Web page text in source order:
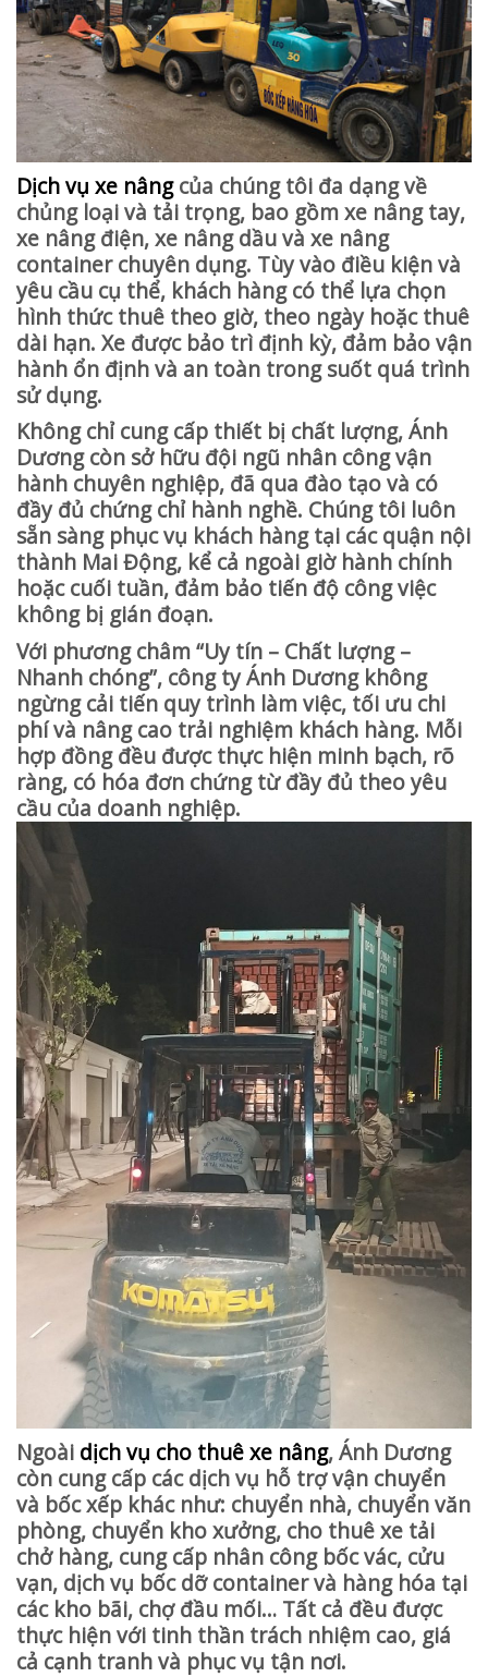
Dịch vụ xe nângcủa chúng tôi đa dạng về
chủng loại và tải trọng, bao gồm xe nâng tay,
xe nâng điện, xe nâng dầu và xe nâng
container chuyên dụng. Tùy vào điều kiện và
yêu cầu cụ thể, khách hàng có thể lựa chọn
hình thức thuê theo giờ, theo ngày hoặc thuê
dài hạn. Xe được bảo trì định kỳ, đảm bảo vận
hành ổn định và an toàn trong suốt quá trình
sử dụng.
Không chỉ cung cấp thiết bị chất lượng, Ánh
Dương còn sở hữu đội ngũ nhân công vận
hành chuyên nghiệp, đã qua đào tạo và có
đầy đủ chứng chỉ hành nghề. Chúng tôi luôn
sẵn sàng phục vụ khách hàng tại các quận nội
thành Mai Động, kể cả ngoài giờ hành chính
hoặc cuối tuần, đảm bảo tiến độ công việc
không bị gián đoạn.
Với phương châm “Uy tín – Chất lượng –
Nhanh chóng”, công ty Ánh Dương không
ngừng cải tiến quy trình làm việc, tối ưu chi
phí và nâng cao trải nghiệm khách hàng. Mỗi
hợp đồng đều được thực hiện minh bạch, rõ
ràng, có hóa đơn chứng từ đầy đủ theo yêu
cầu của doanh nghiệp.
Ngoài dịch vụ cho thuê xe nâng, Ánh Dương
còn cung cấp các dịch vụ hỗ trợ vận chuyển
và bốc xếp khác như: chuyển nhà, chuyển văn
phòng, chuyển kho xưởng, cho thuê xe tải
chở hàng, cung cấp nhân công bốc vác, cửu
vạn, dịch vụ bốc dỡ container và hàng hóa tại
các kho bãi, chợ đầu mối… Tất cả đều được
thực hiện với tinh thần trách nhiệm cao, giá
cả cạnh tranh và phục vụ tận nơi.